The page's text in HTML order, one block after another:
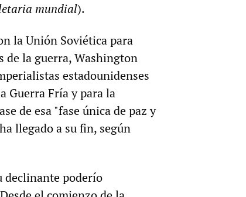
mundial).
la Unión Soviética para
de la guerra, Washington
estadounidenses
Guerra Fría y para la
de esa "fase única de paz y
llegado a su fin, según
declinante poderío